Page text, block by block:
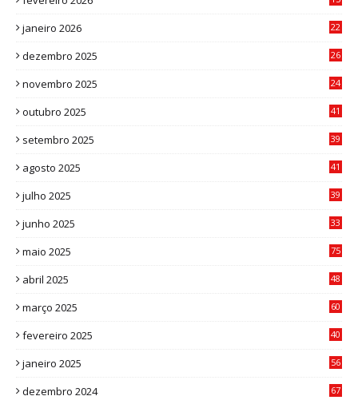
janeiro 2026
22
dezembro 2025
26
novembro 2025
24
outubro 2025
41
setembro 2025
39
agosto 2025
41
julho 2025
39
junho 2025
33
maio 2025 75
abril 2025
48
março 2025
60
fevereiro 2025
40
janeiro 2025
56
dezembro 2024
67